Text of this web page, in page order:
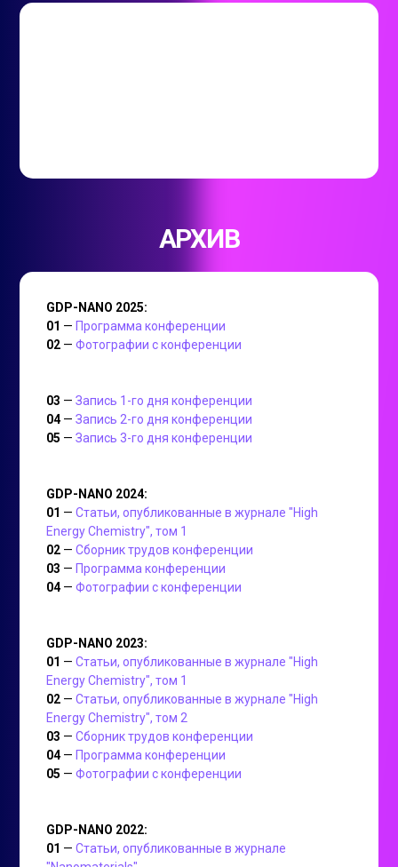
АРХИВ
GDP-NANO 2025:
01 — Программа конференции
02 —Фотографии с конференции
03 —Запись 1-го дня конференции
04—Запись 2-го дня конференции
05 —Запись 3-го дня конференции
GDP-NANO 2024:
01 —Статьи, опубликованные в журнале "High
Energy Chemistry", том 1
02 —Сборник трудов конференции
03 — Программа конференции
04—Фотографии с конференции
GDP-NANO 2023:
01 —Статьи, опубликованные в журнале "High
Energy Chemistry", том 1
02 —Статьи, опубликованные в журнале "High
Energy Chemistry", том 2
03 —Сборник трудов конференции
04— Программа конференции
05 —Фотографии с конференции
GDP-NANO 2022:
01 —Статьи, опубликованные в журнале